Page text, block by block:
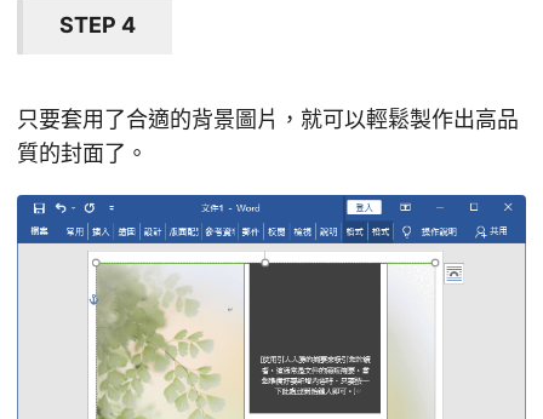
STEP 4
只要套用了合適的背景圖片，就可以輕鬆製作出高品
質的封面了。